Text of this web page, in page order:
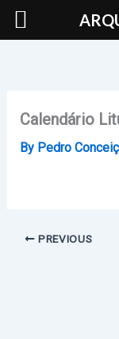
Skip
Calendário
By Pedro
PREVIOUS